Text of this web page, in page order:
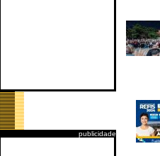
publicidade